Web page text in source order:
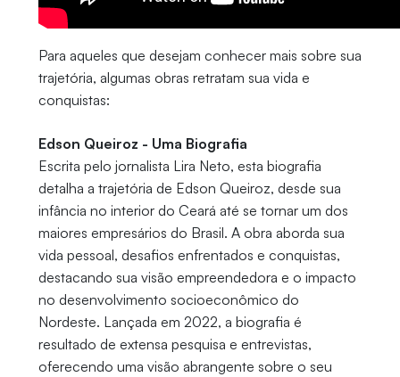
Para aqueles que desejam conhecer mais sobre sua
trajetória, algumas obras retratam sua vida e
conquistas:
Edson Queiroz - Uma Biografia
Escrita pelo jornalista Lira Neto, esta biografia
detalha a trajetória de Edson Queiroz, desde sua
infância no interior do Ceará até se tornar um dos
maiores empresários do Brasil. A obra aborda sua
vida pessoal, desafios enfrentados e conquistas,
destacando sua visão empreendedora e o impacto
no desenvolvimento socioeconômico do
Nordeste. Lançada em 2022, a biografia é
resultado de extensa pesquisa e entrevistas,
oferecendo uma visão abrangente sobre o seu